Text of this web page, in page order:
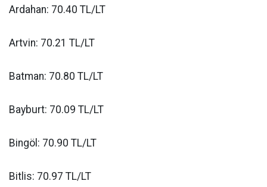
Ardahan: 70.40 TL/LT
Artvin: 70.21 TL/LT
Batman: 70.80 TL/LT
Bayburt: 70.09 TL/LT
Bingöl: 70.90 TL/LT
Bitlis: 70.97 TL/LT